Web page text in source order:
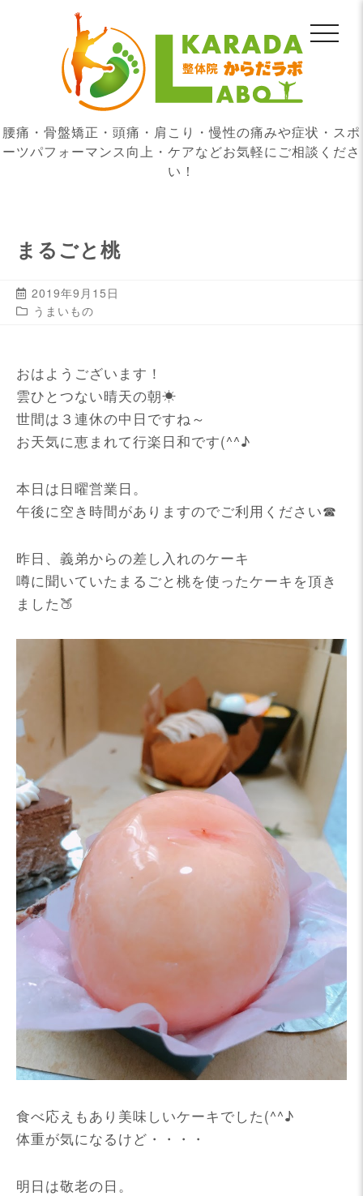
腰痛・骨盤矯正・頭痛・肩こり・慢性の痛みや症状・スポ
ーツパフォーマンス向上・ケアなどお気軽にご相談くださ
い！
まるごと桃
2019年9月15日
うまいもの
おはようございます！
雲ひとつない晴天の朝☀
世間は３連休の中日ですね～
お天気に恵まれて行楽日和です(^^♪
本日は日曜営業日。
午後に空き時間がありますのでご利用ください☎
昨日、義弟からの差し入れのケーキ
噂に聞いていたまるごと桃を使ったケーキを頂き
ました🍑
食べ応えもあり美味しいケーキでした(^^♪
体重が気になるけど・・・・
明日は敬老の日。